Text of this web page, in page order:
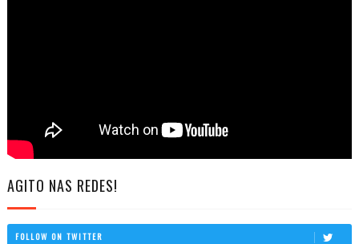
AGITO NAS REDES!
FOLLOW ON TWITTER